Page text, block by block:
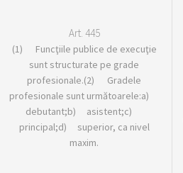
Art. 445
(1) Funcţiile publice de execuţie
sunt structurate pe grade
profesionale.(2) Gradele
profesionale sunt următoarele:a)
debutant;b) asistent;c)
principal;d) superior, ca nivel
maxim.